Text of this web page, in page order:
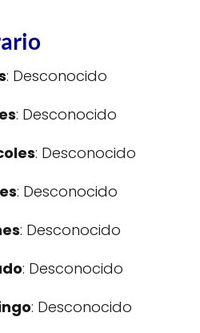
: Desconocido
: Desconocido
: Desconocido
: Desconocido
: Desconocido
: Desconocido
: Desconocido